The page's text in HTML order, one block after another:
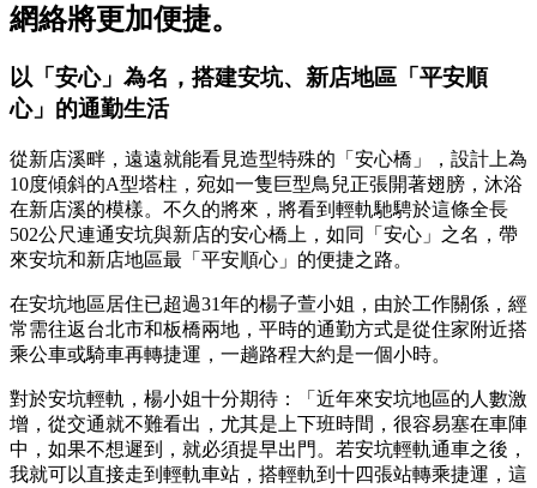
網絡將更加便捷。
以「安心」為名，搭建安坑、新店地區「平安順
心」的通勤生活
從新店溪畔，遠遠就能看見造型特殊的「安心橋」，設計上為
10度傾斜的A型塔柱，宛如一隻巨型鳥兒正張開著翅膀，沐浴
在新店溪的模樣。不久的將來，將看到輕軌馳騁於這條全長
502公尺連通安坑與新店的安心橋上，如同「安心」之名，帶
來安坑和新店地區最「平安順心」的便捷之路。
在安坑地區居住已超過31年的楊子萱小姐，由於工作關係，經
常需往返台北市和板橋兩地，平時的通勤方式是從住家附近搭
乘公車或騎車再轉捷運，一趟路程大約是一個小時。
對於安坑輕軌，楊小姐十分期待：「近年來安坑地區的人數激
增，從交通就不難看出，尤其是上下班時間，很容易塞在車陣
中，如果不想遲到，就必須提早出門。若安坑輕軌通車之後，
我就可以直接走到輕軌車站，搭輕軌到十四張站轉乘捷運，這